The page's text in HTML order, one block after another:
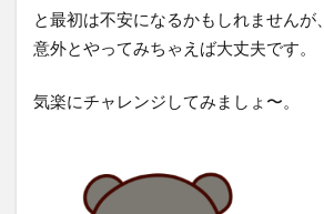
と最初は不安になるかもしれませんが、
意外とやってみちゃえば大丈夫です。
気楽にチャレンジしてみましょ〜。